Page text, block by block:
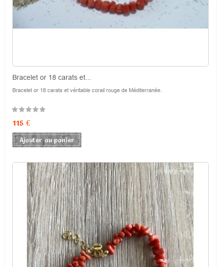
Bracelet or 18 carats et...
Bracelet or 18 carats et véritable corail rouge de Méditerranée.
Prix
115 €
Ajouter au panier